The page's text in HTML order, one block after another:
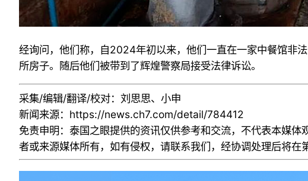
经询问，他们称，自2024年初以来，他们一直在一家中餐馆非
所房子。随后他们被带到了辉煌警察局接受法律诉讼。
采集/编辑/翻译/校对：刘思思、小申
新闻来源： https://news.ch7.com/detail/784412
免责申明：泰国之眼提供的资讯仅供参考和交流，不代表本媒
者或来源媒体所有，如有侵权，请联系我们，经协调处理后将在